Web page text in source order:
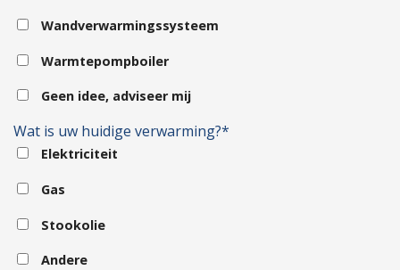
Wandverwarmingssysteem
Warmtepompboiler
Geen idee, adviseer mij
Wat is uw huidige verwarming?*
Elektriciteit
Gas
Stookolie
Andere